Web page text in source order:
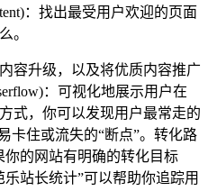
：找出最受用户欢迎的页面
。
容升级，以及将优质内容推广
：可视化地展示用户在
式，你可以发现用户最常走的
卡住或流失的“断点”。转化路
你的网站有明确的转化目标
乐站长统计”可以帮助你追踪用